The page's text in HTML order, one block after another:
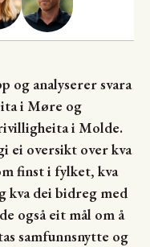
og analyserer svara
i Møre og
i Molde.
ei oversikt over kva
finst i fylket, kva
kva dei bidreg med
også eit mål om å
samfunnsnytte og